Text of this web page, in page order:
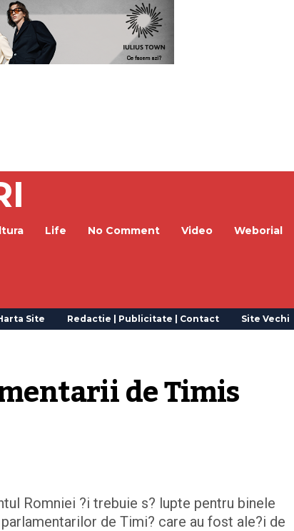
Life No Comment Video
Weborial
Site Redactie | Publicitate | Contact Site Vechi
de Timis
Romniei ?i trebuie s? lupte pentru binele
de Timi? care au fost ale?i de